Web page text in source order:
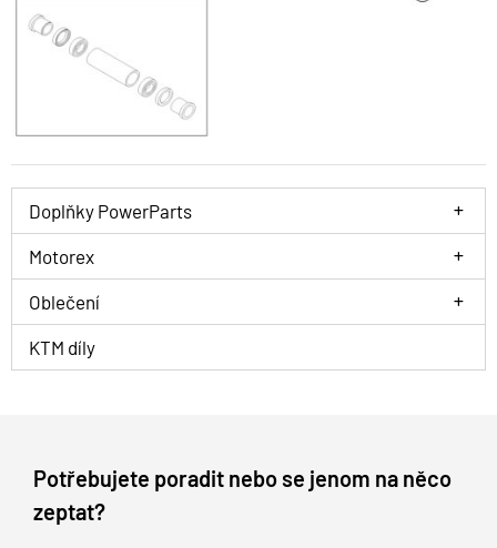
Doplňky PowerParts
Motorex
Oblečení
KTM díly
Potřebujete poradit nebo se jenom na něco
zeptat?